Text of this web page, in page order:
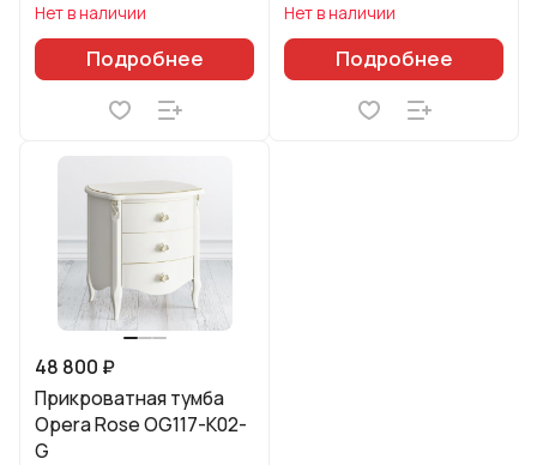
Нет в наличии
Подробнее
Нет в наличии
Подробнее
48 800 ₽
Прикроватная тумба
Opera Rose OG117-K02-
G